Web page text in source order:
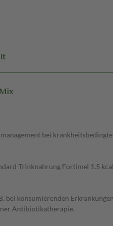
bei
Trinknahrung Fortimel 1.5
konsumierenden
Antibiotikatherapie.